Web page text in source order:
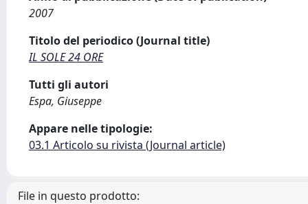
2007
Titolo del periodico (Journal title)
IL SOLE 24 ORE
Tutti gli autori
Espa, Giuseppe
Appare nelle tipologie:
03.1 Articolo su rivista (Journal article)
File in questo prodotto: